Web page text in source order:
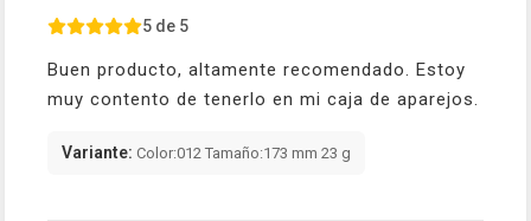
5 de 5
Buen producto, altamente recomendado. Estoy
muy contento de tenerlo en mi caja de aparejos.
Variante: Color:012 Tamaño:173 mm 23 g